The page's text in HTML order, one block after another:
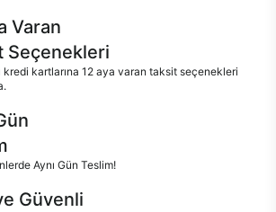
Varan
Seçenekleri
kredi kartlarına 12 aya varan taksit seçenekleri
Aynı Gün Teslim!
Güvenli